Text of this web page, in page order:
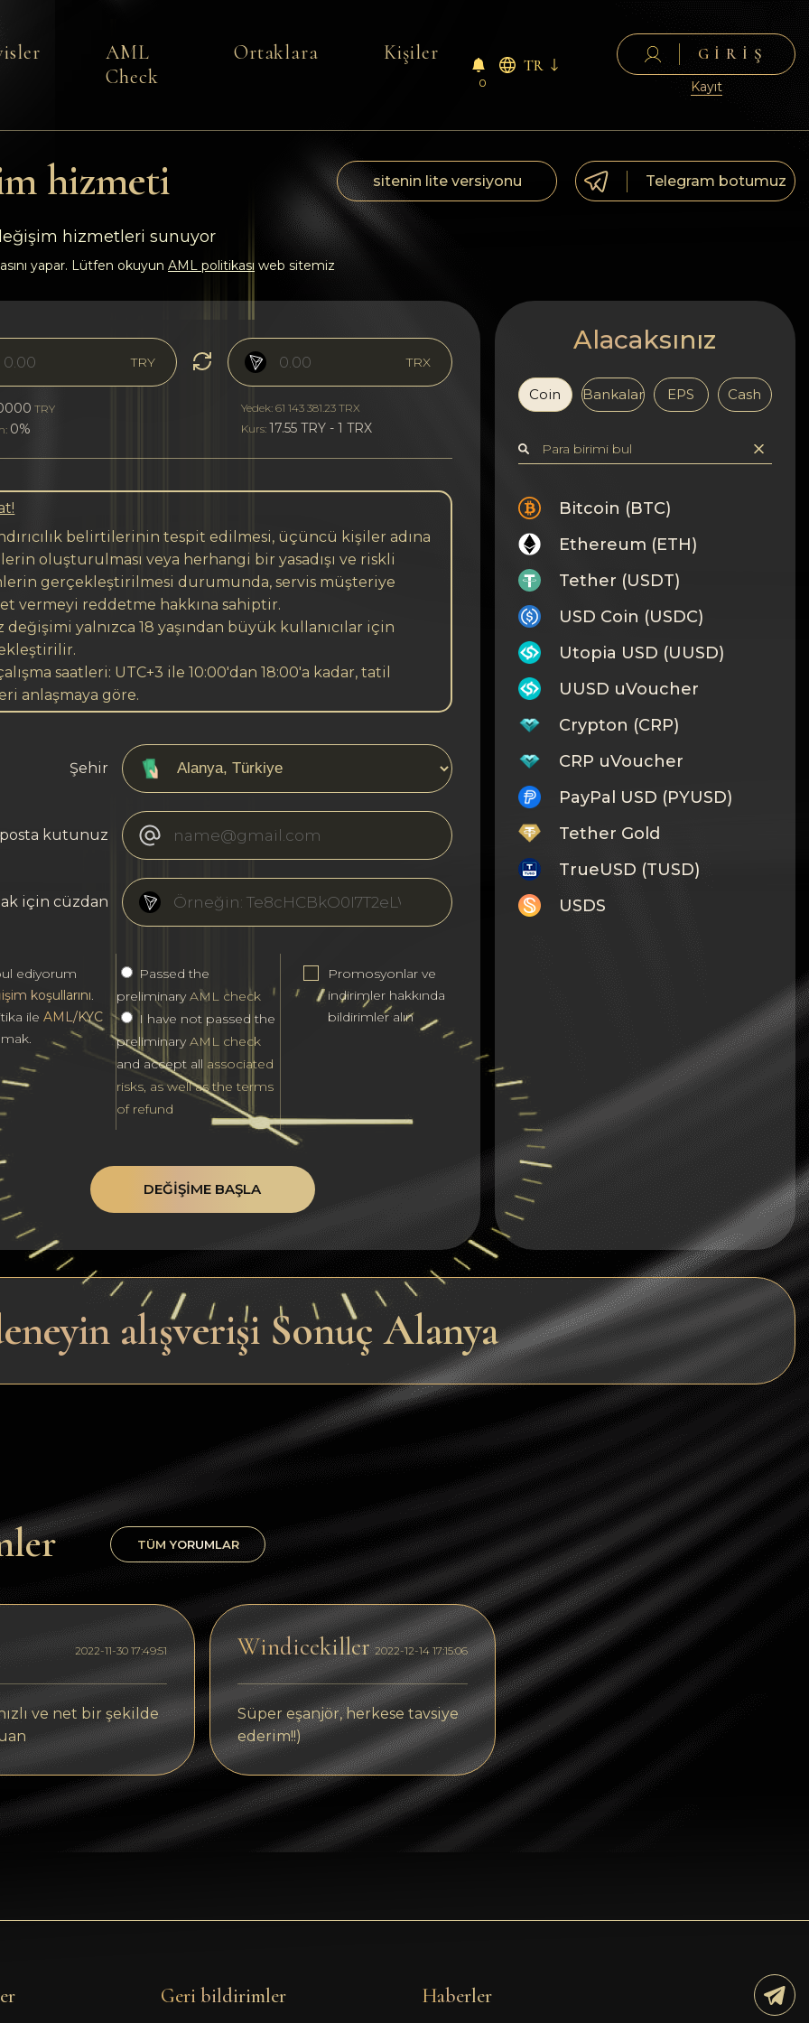
AML
Check
Ortaklara Kişiler
0
TR
GIRIŞ
Kayıt
hizmeti sitenin lite versiyonu Telegram botumuz
hizmetleri sunuyor
yapar. Lütfen okuyun AML politikası web sitemiz
TRY
TRY
0%
TRX
Yedek: 61 143 381.23 TRX
Kurs: 17.55 TRY - 1 TRX
belirtilerinin tespit edilmesi, üçüncü kişiler adına
oluşturulması veya herhangi bir yasadışı ve riskli
gerçekleştirilmesi durumunda, servis müşteriye
vermeyi reddetme hakkına sahiptir.
değişimi yalnızca 18 yaşından büyük kullanıcılar için
saatleri: UTC+3 ile 10:00'dan 18:00'a kadar, tatil
anlaşmaya göre.
Şehir
kutunuz
için cüzdan
ediyorum
koşullarını.
ileAML/KYC
Passed the
preliminaryAML check
I have not passed the
preliminaryAML check
and accept all associated
risks, as well as the terms
of refund
Promosyonlar ve
indirimler hakkında
bildirimler alın
DEĞIŞIME BAŞLA
Alacaksınız
Coin Bankalar EPS Cash
Bitcoin (BTC)
Ethereum (ETH)
Tether (USDT)
USD Coin (USDC)
Utopia USD (UUSD)
UUSD uVoucher
Crypton (CRP)
CRP uVoucher
PayPal USD (PYUSD)
Tether Gold
TrueUSD (TUSD)
USDS
Notcoin (NOT)
BNB BEP20
Stellar
Solana
Polygon (POL)
Ethereum classic (ETC)
Cardano (ADA)
Bitcoin Cash
Bitcoin SV (BSV)
Arbitrum
Optimism (OP)
Cosmos (ATOM)
Tezos
Avalanche (AVAX)
Uniswap (UNI)
Jupiter (JUP)
Starknet (STRK)
alışverişi Sonuç Alanya
TÜM YORUMLAR
2022-11-30 17:49:51
ve net bir şekilde
Windicekiller 2022-12-14 17:15:06
Süper eşanjör, herkese tavsiye
ederim!!)
Geri bildirimler Haberler